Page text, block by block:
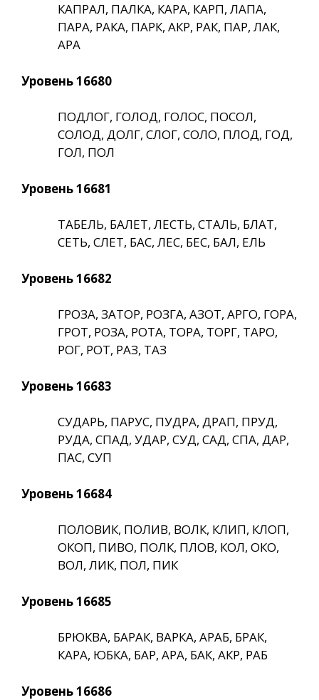
КАПРАЛ, ПАЛКА, КАРА, КАРП, ЛАПА,
ПАРА, РАКА, ПАРК, АКР, РАК, ПАР, ЛАК,
АРА
Уровень 16680
ПОДЛОГ, ГОЛОД, ГОЛОС, ПОСОЛ,
СОЛОД, ДОЛГ, СЛОГ, СОЛО, ПЛОД, ГОД,
ГОЛ, ПОЛ
Уровень 16681
ТАБЕЛЬ, БАЛЕТ, ЛЕСТЬ, СТАЛЬ, БЛАТ,
СЕТЬ, СЛЕТ, БАС, ЛЕС, БЕС, БАЛ, ЕЛЬ
Уровень 16682
ГРОЗА, ЗАТОР, РОЗГА, АЗОТ, АРГО, ГОРА,
ГРОТ, РОЗА, РОТА, ТОРА, ТОРГ, ТАРО,
РОГ, РОТ, РАЗ, ТАЗ
Уровень 16683
СУДАРЬ, ПАРУС, ПУДРА, ДРАП, ПРУД,
РУДА, СПАД, УДАР, СУД, САД, СПА, ДАР,
ПАС, СУП
Уровень 16684
ПОЛОВИК, ПОЛИВ, ВОЛК, КЛИП, КЛОП,
ОКОП, ПИВО, ПОЛК, ПЛОВ, КОЛ, ОКО,
ВОЛ, ЛИК, ПОЛ, ПИК
Уровень 16685
БРЮКВА, БАРАК, ВАРКА, АРАБ, БРАК,
КАРА, ЮБКА, БАР, АРА, БАК, АКР, РАБ
Уровень 16686